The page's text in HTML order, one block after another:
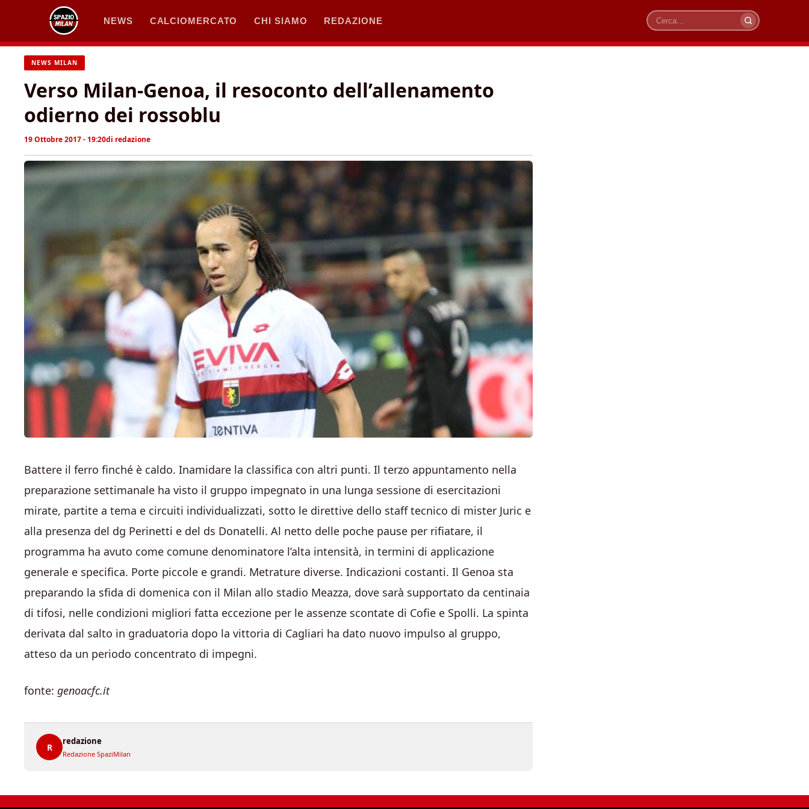
contenuto
NEWS CALCIOMERCATO CHI SIAMO REDAZIONE
Cerca
NEWS MILAN
Verso Milan-Genoa, il resoconto dell’allenamento
odierno dei rossoblu
19 Ottobre 2017 - 19:20di redazione
Battere il ferro finché è caldo. Inamidare la classifica con altri punti. Il terzo appuntamento nella
preparazione settimanale ha visto il gruppo impegnato in una lunga sessione di esercitazioni
mirate, partite a tema e circuiti individualizzati, sotto le direttive dello staff tecnico di mister Juric e
alla presenza del dg Perinetti e del ds Donatelli. Al netto delle poche pause per rifiatare, il
programma ha avuto come comune denominatore l’alta intensità, in termini di applicazione
generale e specifica. Porte piccole e grandi. Metrature diverse. Indicazioni costanti. Il Genoa sta
preparando la sfida di domenica con il Milan allo stadio Meazza, dove sarà supportato da centinaia
di tifosi, nelle condizioni migliori fatta eccezione per le assenze scontate di Cofie e Spolli. La spinta
derivata dal salto in graduatoria dopo la vittoria di Cagliari ha dato nuovo impulso al gruppo,
atteso da un periodo concentrato di impegni.
fonte: genoacfc.it
R
redazione
Redazione SpaziMilan